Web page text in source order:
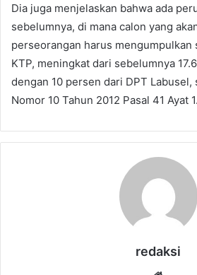
Dia juga menjelaskan bahwa ada
sebelumnya, di mana calon yang
perseorangan harus mengumpulkan
KTP, meningkat dari sebelumnya
dengan 10 persen dari DPT Labusel,
Nomor 10 Tahun 2012 Pasal 41 Ayat
redaksi